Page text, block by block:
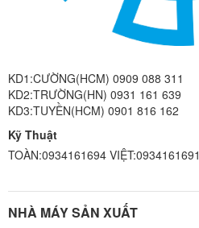
KD1:CƯỜNG(HCM) 0909 088 311
KD2:TRƯỜNG(HN) 0931 161 639
KD3:TUYỀN(HCM) 0901 816 162
Kỹ Thuật
TOÀN:0934161694 VIỆT:0934161691
NHÀ MÁY SẢN XUẤT